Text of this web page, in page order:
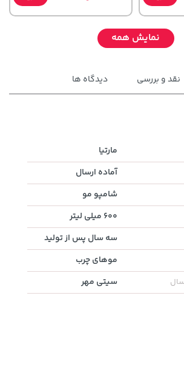
129,000 تومان
145,900
نمایش همه
نقد و بررسی دیدگاه ها
مارتیا
آماده ارسال
شامپو مو
600 میلی لیتر
سه سال پس از تولید
موهای چرب
سیتی مهر